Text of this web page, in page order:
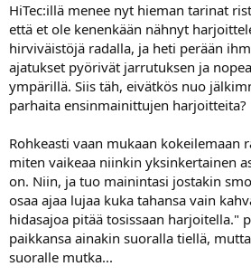
HiTec:illä menee nyt hieman tarinat
että et ole kenenkään nähnyt
hirviväistöjä radalla, ja heti perään
ajatukset pyörivät jarrutuksen ja
ympärillä. Siis täh, eivätkös nuo
parhaita ensinmainittujen harjoitteita?
Rohkeasti vaan mukaan kokeilemaan
miten vaikeaa niinkin yksinkertainen
on. Niin, ja tuo mainintasi jostakin
osaa ajaa lujaa kuka tahansa vain
hidasajoa pitää tosissaan harjoitella."
paikkansa ainakin suoralla tiellä,
suoralle mutka...